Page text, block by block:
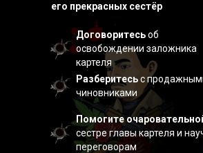
его прекрасных сестёр
Помогите
сестре главы картеля и
переговорам
Договоритесьоб
освобождении заложника
картеля
Разберитесьс
чиновниками